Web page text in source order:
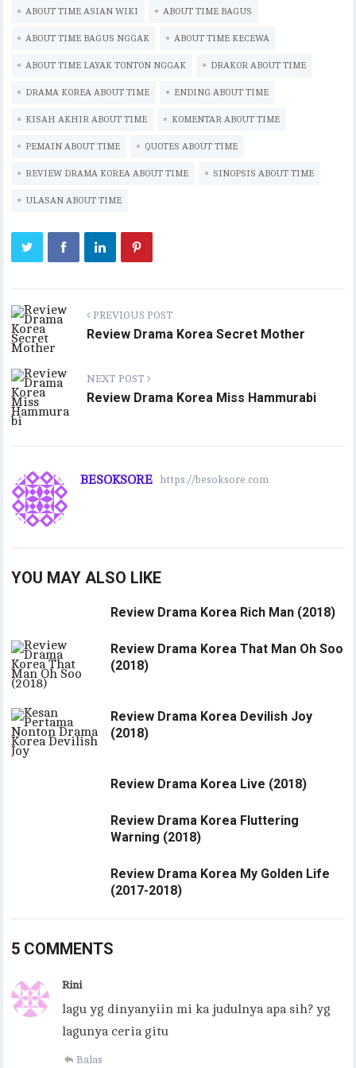
eb
oo
k
it
te
r
ai
l
at
s
A
p
p
p
y
Li
n
k
eg
ra
m
e
bl
r
ABOUT TIME ASIAN WIKI ABOUT TIME BAGUS
ABOUT TIME BAGUS NGGAK ABOUT TIME KECEWA
ABOUT TIME LAYAK TONTON NGGAK DRAKOR ABOUT TIME
DRAMA KOREA ABOUT TIME ENDING ABOUT TIME
KISAH AKHIR ABOUT TIME KOMENTAR ABOUT TIME
PEMAIN ABOUT TIME QUOTES ABOUT TIME
REVIEW DRAMA KOREA ABOUT TIME SINOPSIS ABOUT TIME
ULASAN ABOUT TIME
PREVIOUS POST
Review Drama Korea Secret Mother
NEXT POST
Review Drama Korea Miss Hammurabi
BESOKSORE https://besoksore.com
YOU MAY ALSO LIKE
Review Drama Korea Rich Man (2018)
Review Drama Korea That Man Oh Soo
(2018)
Review Drama Korea Devilish Joy
(2018)
Review Drama Korea Live (2018)
Review Drama Korea Fluttering
Warning (2018)
Review Drama Korea My Golden Life
(2017-2018)
5 COMMENTS
Rini
lagu yg dinyanyiin mi ka judulnya apa sih? yg
lagunya ceria gitu
Balas